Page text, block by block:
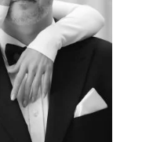
Статті
Думки
Вакансії